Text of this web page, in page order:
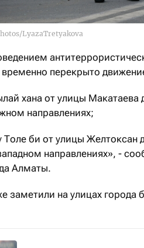
LyazaTretyakova
перекрыто
хана от улицы Макатаева
направлениях;
Толе би от улицы Желтоксан
направлениях», -
Алматы.
заметили на улицах города